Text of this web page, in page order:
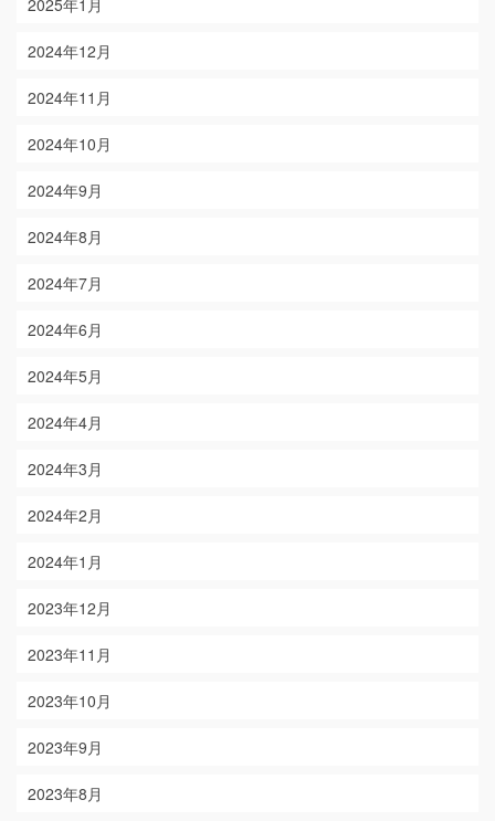
2025年1月
2024年12月
2024年11月
2024年10月
2024年9月
2024年8月
2024年7月
2024年6月
2024年5月
2024年4月
2024年3月
2024年2月
2024年1月
2023年12月
2023年11月
2023年10月
2023年9月
2023年8月